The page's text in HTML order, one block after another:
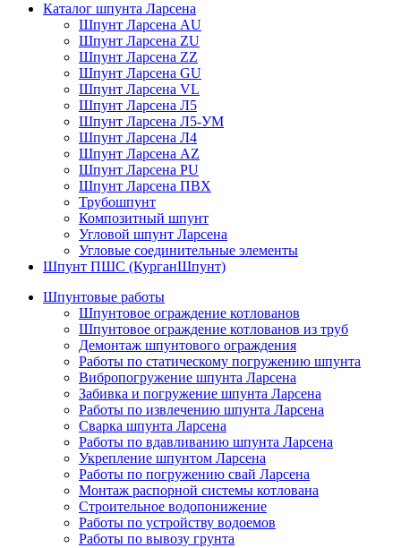
Каталог шпунта Ларсена
Шпунт Ларсена AU
Шпунт Ларсена ZU
Шпунт Ларсена ZZ
Шпунт Ларсена GU
Шпунт Ларсена VL
Шпунт Ларсена Л5
Шпунт Ларсена Л5-УМ
Шпунт Ларсена Л4
Шпунт Ларсена AZ
Шпунт Ларсена PU
Шпунт Ларсена ПВХ
Трубошпунт
Композитный шпунт
Угловой шпунт Ларсена
Угловые соединительные элементы
Шпунт ПШС (КурганШпунт)
Шпунтовые работы
Шпунтовое ограждение котлованов
Шпунтовое ограждение котлованов из труб
Демонтаж шпунтового ограждения
Работы по статическому погружению шпунта
Вибропогружение шпунта Ларсена
Забивка и погружение шпунта Ларсена
Работы по извлечению шпунта Ларсена
Сварка шпунта Ларсена
Работы по вдавливанию шпунта Ларсена
Укрепление шпунтом Ларсена
Работы по погружению свай Ларсена
Монтаж распорной системы котлована
Строительное водопонижение
Работы по устройству водоемов
Работы по вывозу грунта